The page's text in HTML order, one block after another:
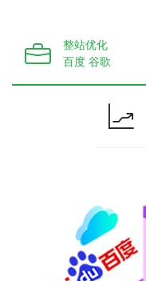
整站优化
百度 谷歌